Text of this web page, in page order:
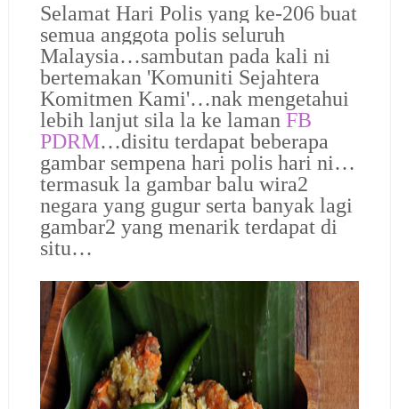
Selamat Hari Polis yang ke-206 buat
semua anggota polis seluruh
Malaysia…sambutan pada kali ni
bertemakan 'Komuniti Sejahtera
Komitmen Kami'…nak mengetahui
lebih lanjut sila la ke laman FB
PDRM…disitu terdapat beberapa
gambar sempena hari polis hari ni…
termasuk la gambar balu wira2
negara yang gugur serta banyak lagi
gambar2 yang menarik terdapat di
situ…